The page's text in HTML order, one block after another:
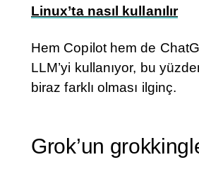
Linux’ta nasıl kullanılır
Hem Copilot hem de
LLM’yi kullanıyor, bu
biraz farklı olması ilginç.
Grok’un